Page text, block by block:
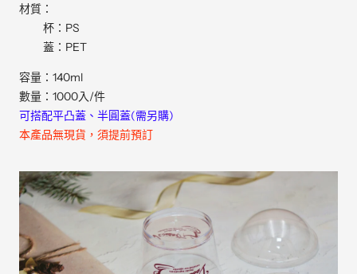
材質：
杯：PS
蓋：PET
容量：140ml
數量：1000入/件
可搭配平凸蓋、半圓蓋(需另購)
本產品無現貨，須提前預訂